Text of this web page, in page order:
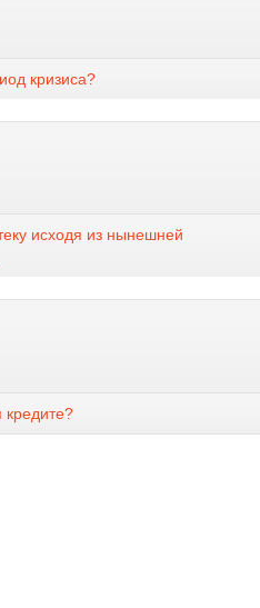
кризиса?
исходя из нынешней
кредите?